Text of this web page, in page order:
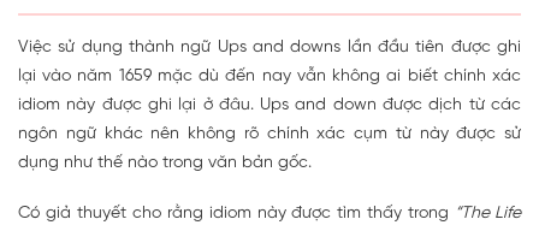
Việc sử dụng thành ngữ Ups and downs lần đầu tiên được ghi
lại vào năm 1659 mặc dù đến nay vẫn không ai biết chính xác
idiom này được ghi lại ở đâu. Ups and down được dịch từ các
ngôn ngữ khác nên không rõ chính xác cụm từ này được sử
dụng như thế nào trong văn bản gốc.
Có giả thuyết cho rằng idiom này được tìm thấy trong “The Life